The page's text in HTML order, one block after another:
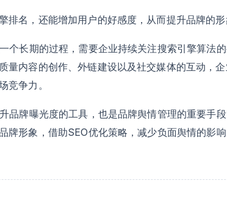
排名，还能增加用户的好感度，从而提升品牌的形
个长期的过程，需要企业持续关注搜索引擎算法
量内容的创作、外链建设以及社交媒体的互动，
竞争力。
品牌曝光度的工具，也是品牌舆情管理的重要手
牌形象，借助SEO优化策略，减少负面舆情的影